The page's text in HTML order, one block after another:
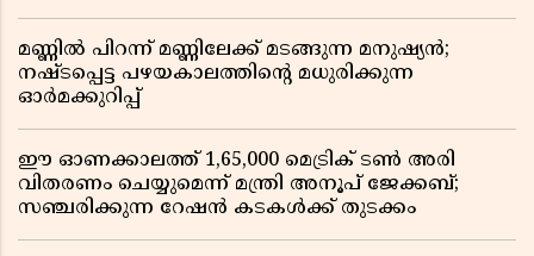
മണ്ണിൽ പിറന്ന് മണ്ണിലേക്ക് മടങ്ങുന്ന മനുഷ്യൻ;
നഷ്ടപ്പെട്ട പഴയകാലത്തിൻ്റെ മധുരിക്കുന്ന
ഓർമക്കുറിപ്പ്
ഈ ഓണക്കാലത്ത് 1,65,000 മെട്രിക് ടൺ അരി
വിതരണം ചെയ്യുമെന്ന് മന്ത്രി അനൂപ് ജേക്കബ്;
സഞ്ചരിക്കുന്ന റേഷൻ കടകൾക്ക് തുടക്കം